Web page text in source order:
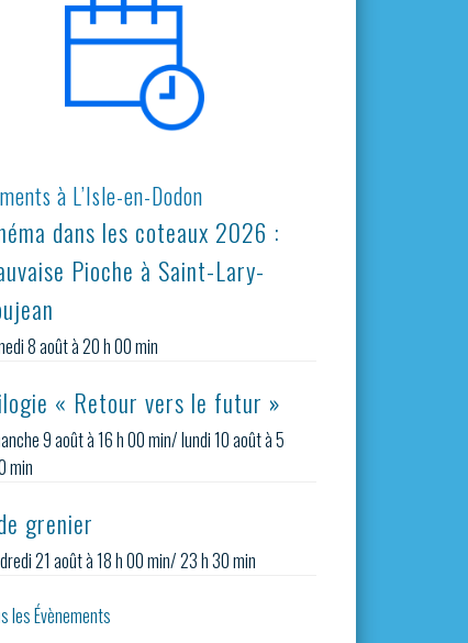
à L’Isle-en-Dodon
dans les coteaux 2026 :
Pioche à Saint-Lary-
8 août à 20 h 00 min
« Retour vers le futur »
9 août à 16 h 00 min/lundi 10 août à 5
min
grenier
21 août à 18 h 00 min/23 h 30 min
les Évènements